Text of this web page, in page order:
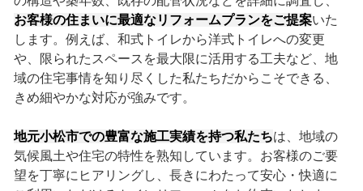
お客様の住まいに最適なリフォームプランをご提案いた
します。例えば、和式トイレから洋式トイレへの変更
や、限られたスペースを最大限に活用する工夫など、地
域の住宅事情を知り尽くした私たちだからこそできる、
きめ細やかな対応が強みです。
地元小松市での豊富な施工実績を持つ私たちは、地域の
気候風土や住宅の特性を熟知しています。お客様のご要
望を丁寧にヒアリングし、長きにわたって安心・快適に